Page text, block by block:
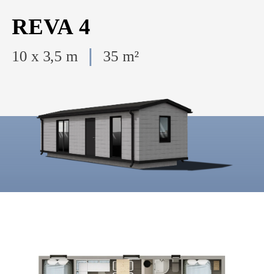
REVA 4
10 x 3,5 m 35 m²